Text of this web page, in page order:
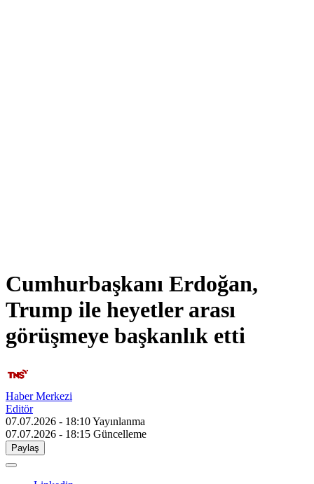
Cumhurbaşkanı Erdoğan,
Trump ile heyetler arası
görüşmeye başkanlık etti
Haber Merkezi
Editör
07.07.2026 - 18:10Yayınlanma
07.07.2026 - 18:15 Güncelleme
Paylaş